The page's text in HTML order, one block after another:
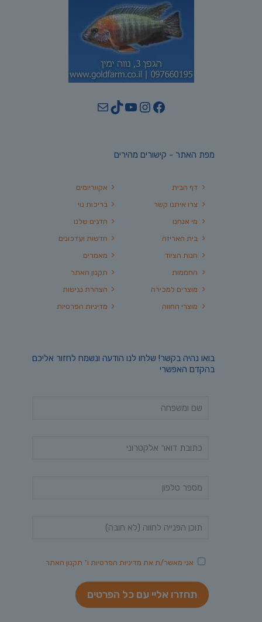
Facebook
Instagram
YouTube
TikTok
Mail
מפת האתר - קישורים מהירים
אקווריומים
בריכות נוי
הדגים שלנו
חדשות ועדכונים
מאמרים
תקנון האתר
הצהרת נגישות
מדיניות הפרטיות
דף הבית
צרו איתנו קשר
מי אנחנו
בית האריזה
חנות הציוד
החממות
מוצרים למכירה
מוצרי החווה
בואו נהיה בקשר! שלחו לנו הודעה ונשמח לחזור אליכם
בהקדם האפשרי
אני מאשר/ת את מדיניות הפרטיותו־ תקנון האתר